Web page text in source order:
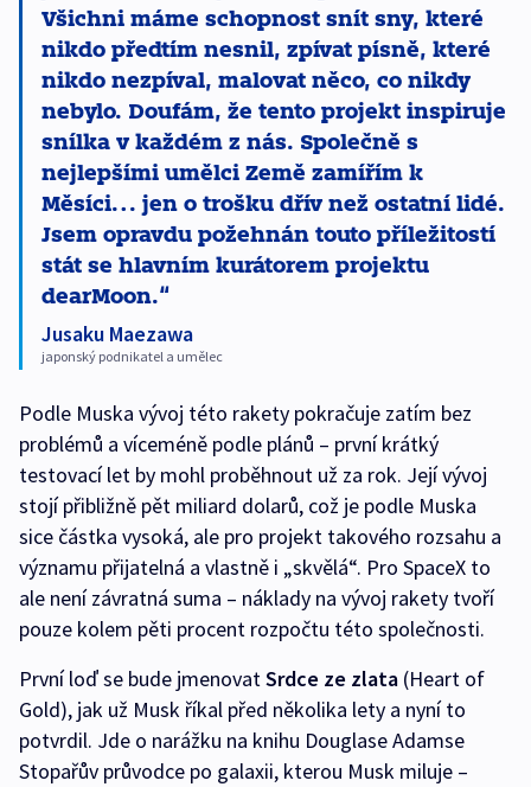
Všichni máme schopnost snít sny, které
nikdo předtím nesnil, zpívat písně, které
nikdo nezpíval, malovat něco, co nikdy
nebylo. Doufám, že tento projekt inspiruje
snílka v každém z nás. Společně s
nejlepšími umělci Země zamířím k
Měsíci… jen o trošku dřív než ostatní lidé.
Jsem opravdu požehnán touto příležitostí
stát se hlavním kurátorem projektu
dearMoon.
Jusaku Maezawa
japonský podnikatel a umělec
Podle Muska vývoj této rakety pokračuje zatím bez
problémů a víceméně podle plánů – první krátký
testovací let by mohl proběhnout už za rok. Její vývoj
stojí přibližně pět miliard dolarů, což je podle Muska
sice částka vysoká, ale pro projekt takového rozsahu a
významu přijatelná a vlastně i „skvělá“. Pro SpaceX to
ale není závratná suma – náklady na vývoj rakety tvoří
pouze kolem pěti procent rozpočtu této společnosti.
První loď se bude jmenovatSrdce ze zlata (Heart of
Gold), jak už Musk říkal před několika lety a nyní to
potvrdil. Jde o narážku na knihu Douglase Adamse
Stopařův průvodce po galaxii, kterou Musk miluje –